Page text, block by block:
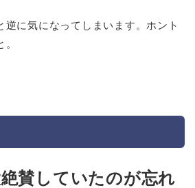
逆に気になってしまいます。ホント
賛していたのが忘れ